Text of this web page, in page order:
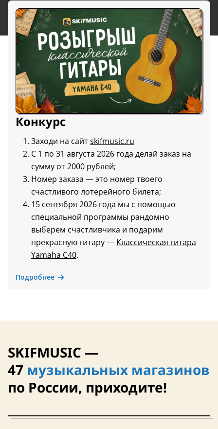
Конкурс
Заходи на сайтskifmusic.ru
С 1 по 31 августа 2026 года делай заказ на
сумму от 2000 рублей;
Номер заказа — это номер твоего
счастливого лотерейного билета;
15 сентября 2026 года мы с помощью
специальной программы рандомно
выберем счастливчика и подарим
прекрасную гитару — Классическая гитара
Yamaha C40.
Подробнее
SKIFMUSIC —
47 музыкальных магазинов
по России, приходите!